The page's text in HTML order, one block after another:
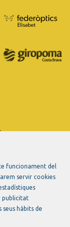
funcionament del
servir cookies
publicitat
hàbits de